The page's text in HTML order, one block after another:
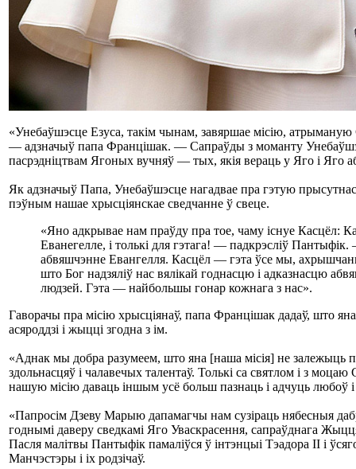
«Унебаўшэсце Езуса, такім чынам, завяршае місію,
— адзначыў папа Францішак. — Сапраўды з моманту
пасрэдніцтвам Ягоных вучняў — тых, якія вераць у Яго і Яго
Як адзначыў Папа, Унебаўшэсце нагадвае пра гэтую
пэўным нашае хрысціянскае сведчанне ў свеце.
«Яно адкрывае нам праўду пра тое, чаму існуе Касцёл:
Еванегелле, і толькі для гэтага! — падкрэсліў
абвяшчэнне Евангелля. Касцёл — гэта ўсе мы,
што Бог надзяліў нас вялікай годнасцю і адказнасцю
людзей. Гэта — найбольшы гонар кожнага з нас».
Гаворачы пра місію хрысціянаў, папа Францішак дадаў, што
асяроддзі і жыцці згодна з ім.
«Аднак мы добра разумеем, што яна [наша місія] не залежыць
здольнасцяў і чалавечых талентаў. Толькі са святлом і з
нашую місію даваць іншым усё больш пазнаць і адчуць любоў
«Папросім Дзеву Марыю дапамагчы нам сузіраць нябесныя
годнымі даверу сведкамі Яго Уваскрасення, сапраўднага
Пасля малітвы Пантыфік памаліўся ў інтэнцыі Тэадора ІІ і
Манчэстэры і іх родзічаў.